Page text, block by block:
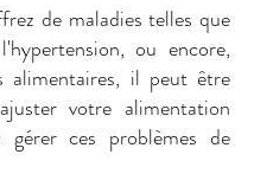
de maladies telles que
ou encore,
alimentaires, il peut être
votre alimentation
gérer ces problèmes de